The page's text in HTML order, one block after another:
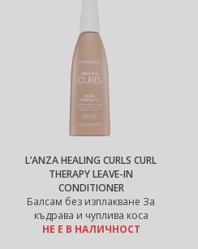
L’ANZA HEALING CURLS CURL
THERAPY LEAVE-IN
CONDITIONER
Балсам без изплакване За
къдрава и чуплива коса
НЕ Е В НАЛИЧНОСТ